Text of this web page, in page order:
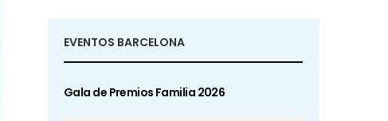
EVENTOS BARCELONA
Gala de Premios Familia 2026